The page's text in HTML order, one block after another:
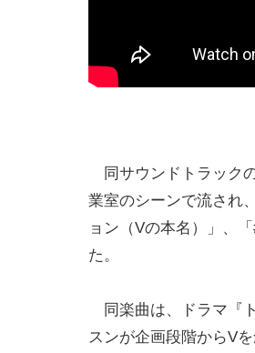
同サウンドトラック
業室のシーンで流され
ョン（Vの本名）」、
た。
同楽曲は、ドラマ『
スンが企画段階からV